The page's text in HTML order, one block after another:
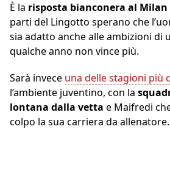
È la risposta bianconera al Milan
parti del Lingotto sperano che
sia adatto anche alle ambizioni di
qualche anno non vince più.
Sarà invece una delle stagioni più
l’ambiente juventino, con la
lontana dalla vetta e Maifredi
colpo la sua carriera da allenatore.